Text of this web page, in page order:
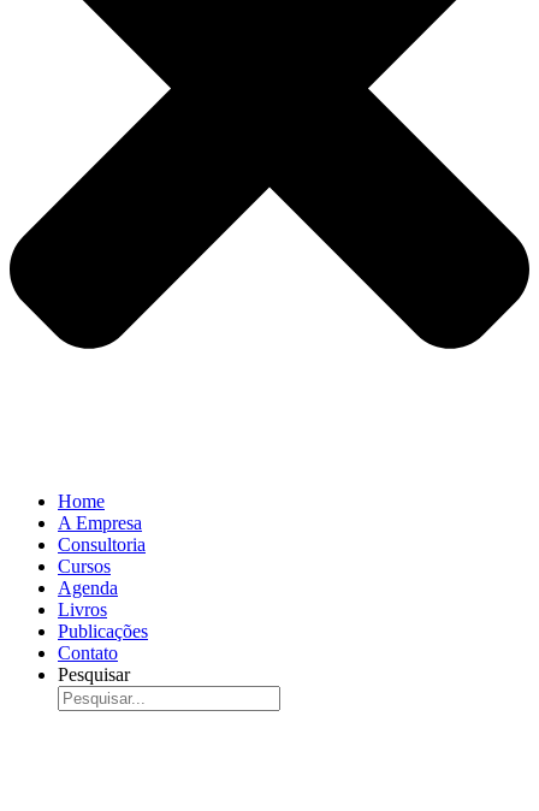
Home
A Empresa
Consultoria
Cursos
Agenda
Livros
Publicações
Contato
Pesquisar